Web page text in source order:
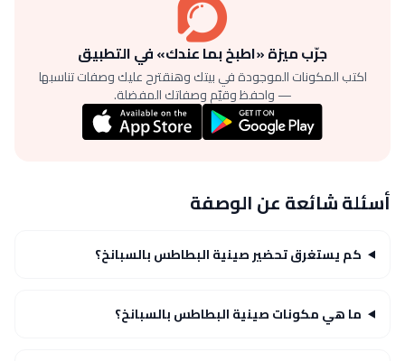
جرّب ميزة «اطبخ بما عندك» في التطبيق
اكتب المكونات الموجودة في بيتك وهنقترح عليك وصفات تناسبها
— واحفظ وقيّم وصفاتك المفضلة.
أسئلة شائعة عن الوصفة
كم يستغرق تحضير صينية البطاطس بالسبانخ؟
ما هي مكونات صينية البطاطس بالسبانخ؟